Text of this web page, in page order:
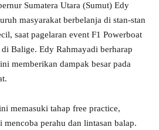
Sumatera Utara (Sumut) Edy
masyarakat berbelanja di stan-stan
saat pagelaran event F1 Powerboat
Balige. Edy Rahmayadi berharap
memberikan dampak besar pada
memasuki tahap free practice,
mencoba perahu dan lintasan balap.